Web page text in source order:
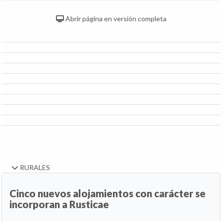
Abrir página en versión completa
RURALES
Cinco nuevos alojamientos con carácter se
incorporan a Rusticae